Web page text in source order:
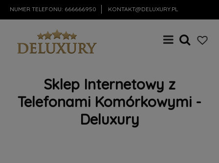
NUMER TELEFONU: 666666950 KONTAKT@DELUXURY.PL
Sklep Internetowy z
Telefonami Komórkowymi -
Deluxury